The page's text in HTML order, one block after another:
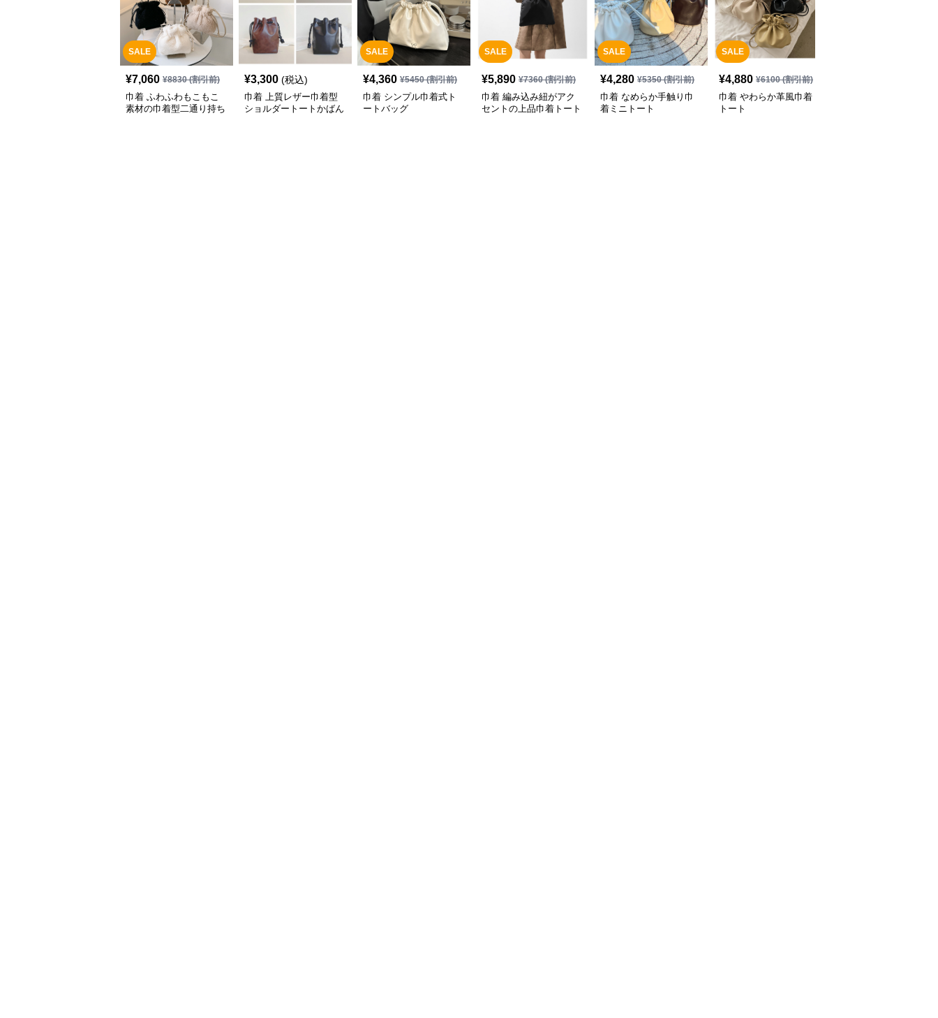
SALE
¥7,060 ¥8830(割引前)
巾着 ふわふわもこもこ
素材の巾着型二通り持ち
¥3,300 (税込)
巾着 上質レザー巾着型
ショルダートートかばん
SALE
¥4,360 ¥5450(割引前)
巾着 シンプル巾着式ト
ートバッグ
SALE
¥5,890 ¥7360(割引前)
巾着 編み込み紐がアク
セントの上品巾着トート
SALE
¥4,280 ¥5350(割引前)
巾着 なめらか手触り巾
着ミニトート
SALE
¥4,880 ¥6100(割引前)
巾着 やわらか革風巾着
トート